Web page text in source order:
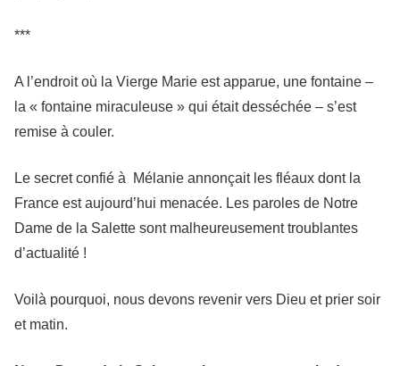
***
A l’endroit où la Vierge Marie est apparue, une fontaine –
la « fontaine miraculeuse » qui était desséchée – s’est
remise à couler.
Le secret confié à Mélanie annonçait les fléaux dont la
France est aujourd’hui menacée. Les paroles de Notre
Dame de la Salette sont malheureusement troublantes
d’actualité !
Voilà pourquoi, nous devons revenir vers Dieu et prier soir
et matin.